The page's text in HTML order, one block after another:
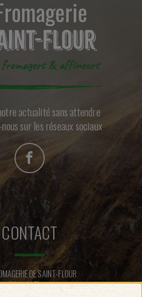
fromagers & affineurs
actualité sans attendre
sur les réseaux sociaux
CONTACT
DE SAINT-FLOUR
Léopold Chastang